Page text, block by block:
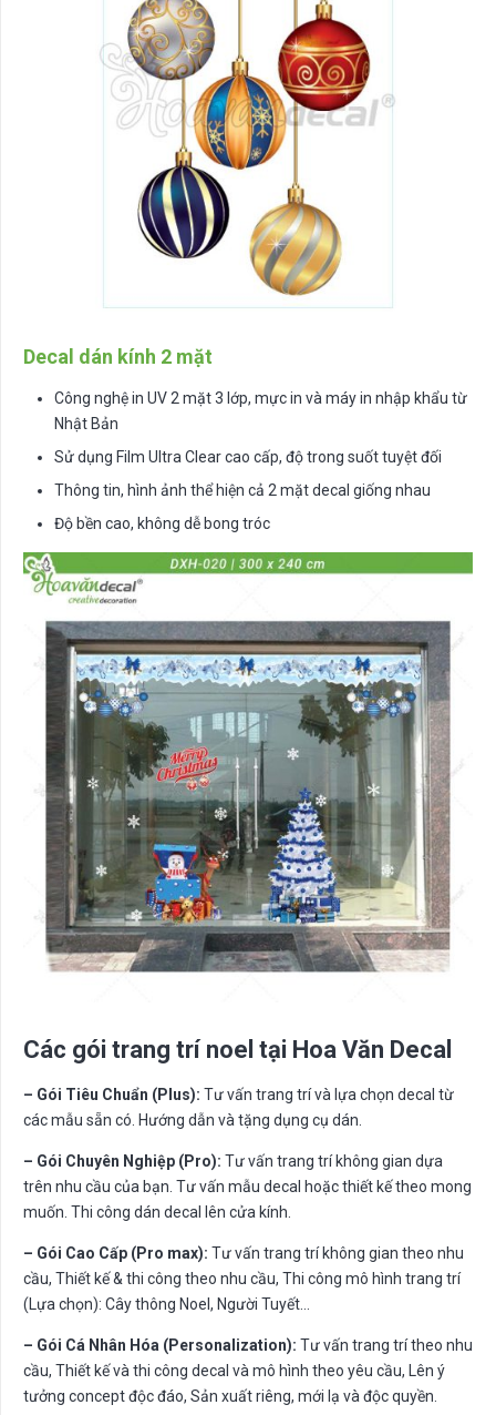
Decal dán kính 2 mặt
Công nghệ in UV 2 mặt 3 lớp, mực in và máy in nhập khẩu từ
Nhật Bản
Sử dụng Film Ultra Clear cao cấp, độ trong suốt tuyệt đối
Thông tin, hình ảnh thể hiện cả 2 mặt decal giống nhau
Độ bền cao, không dễ bong tróc
Các gói trang trí noel tại Hoa Văn Decal
– Gói Tiêu Chuẩn (Plus): Tư vấn trang trí và lựa chọn decal từ
các mẫu sẵn có. Hướng dẫn và tặng dụng cụ dán.
– Gói Chuyên Nghiệp (Pro): Tư vấn trang trí không gian dựa
trên nhu cầu của bạn. Tư vấn mẫu decal hoặc thiết kế theo mong
muốn. Thi công dán decal lên cửa kính.
– Gói Cao Cấp (Pro max): Tư vấn trang trí không gian theo nhu
cầu, Thiết kế & thi công theo nhu cầu, Thi công mô hình trang trí
(Lựa chọn): Cây thông Noel, Người Tuyết…
– Gói Cá Nhân Hóa (Personalization): Tư vấn trang trí theo nhu
cầu, Thiết kế và thi công decal và mô hình theo yêu cầu, Lên ý
tưởng concept độc đáo, Sản xuất riêng, mới lạ và độc quyền.